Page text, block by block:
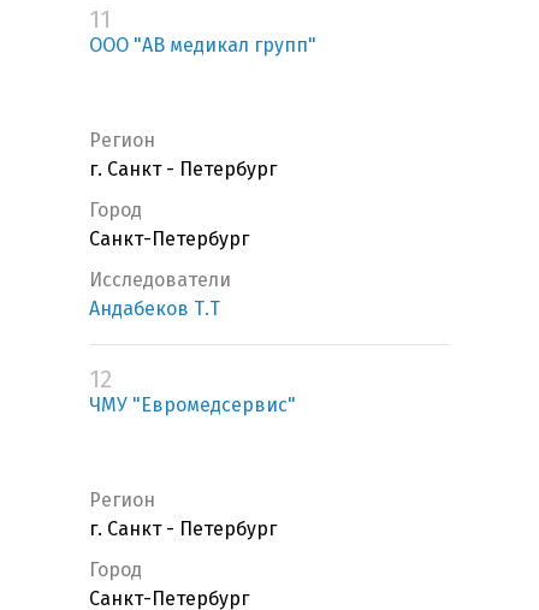
11
ООО "АВ медикал групп"
Регион
г. Санкт - Петербург
Город
Санкт-Петербург
Исследователи
Андабеков Т.Т
12
ЧМУ "Евромедсервис"
Регион
г. Санкт - Петербург
Город
Санкт-Петербург